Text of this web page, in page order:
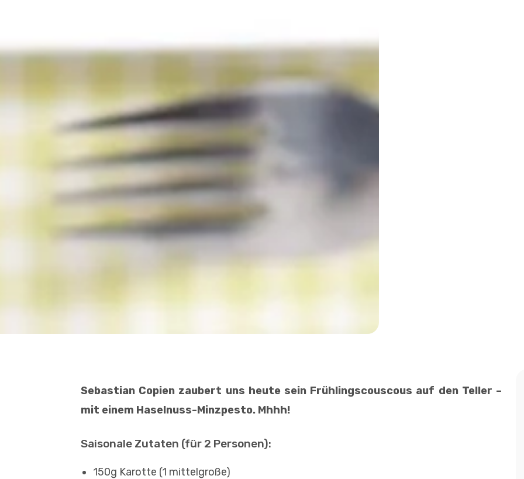
Sebastian Copien zaubert uns heute sein Frühlingscouscous auf den Teller –
mit einem Haselnuss-Minzpesto. Mhhh!
Saisonale Zutaten (für 2 Personen):
150g Karotte (1 mittelgroße)